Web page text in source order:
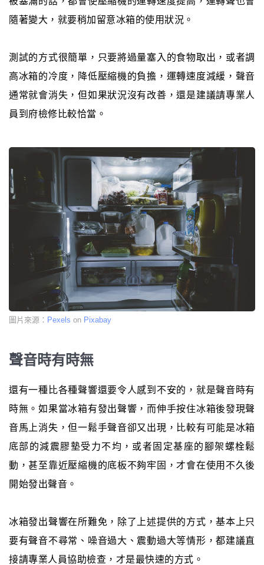
隨著變大，就要稍加留意冰箱的使用狀況。
測試的方式很簡單，只要將過量塞入的食物取出，或者調
高冰箱的冷度，降低壓縮機的負擔，運轉速度減緩，聲音
通常就會消失，但如果狀況沒有改善，還是建議請專業人
員到府檢修比較恰當。
圖片來源： Pexels on Pixabay
聲音時有時無
還有一種比各種聲響還要令人感到不安的，就是聲音時有
時無。如果當冰箱有發出聲響，而伸手按住冰箱後發現聲
音馬上消失，但一鬆手聲音卻又出現，比較有可能是冰箱
底部的減震膠墊受力不均，或者固定基座的腳架螺栓鬆
動，甚至靠近壓縮機的底板不夠牢固，才會在使用不久後
開始發出聲音。
冰箱發出聲響在所難免，除了上述提供的方式，基本上只
要有聲音不尋常、噪音過大、震動過大等情形，都建議直
接請專業人員協助檢查，才是最快速的方式。